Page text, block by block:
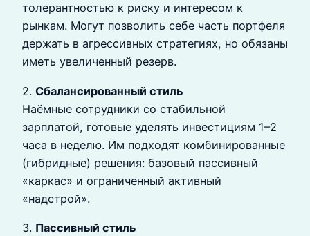
толерантностью к риску и интересом к
рынкам. Могут позволить себе часть портфеля
держать в агрессивных стратегиях, но обязаны
иметь увеличенный резерв.
2. Сбалансированный стиль
Наёмные сотрудники со стабильной
зарплатой, готовые уделять инвестициям 1–2
часа в неделю. Им подходят комбинированные
(гибридные) решения: базовый пассивный
«каркас» и ограниченный активный
«надстрой».
3. Пассивный стиль